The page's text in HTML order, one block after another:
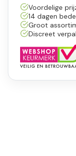
Voordelige
14 dagen
Groot
Discreet